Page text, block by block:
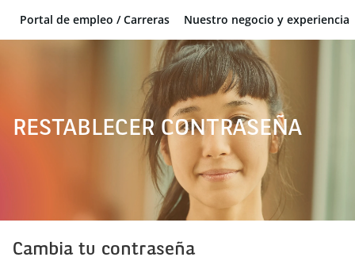
BNP Paribas
Portal de empleo / Carreras Nuestro negocio y experiencia
RESTABLECER CONTRASEÑA
Cambia tu contraseña